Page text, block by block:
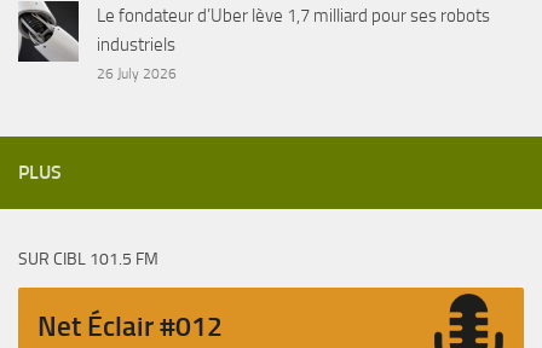
Le fondateur d’Uber lève 1,7 milliard pour ses robots
industriels
26 July 2026
PLUS
SUR CIBL 101.5 FM
Net Éclair #012